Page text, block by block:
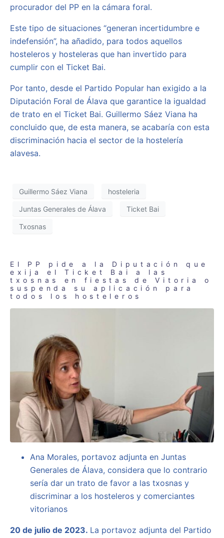
procurador del PP en la cámara foral.
Este tipo de situaciones “generan incertidumbre e
indefensión”, ha añadido, para todos aquellos
hosteleros y hosteleras que han invertido para
cumplir con el Ticket Bai.
Por tanto, desde el Partido Popular han exigido a la
Diputación Foral de Álava que garantice la igualdad
de trato en el Ticket Bai. Guillermo Sáez Viana ha
concluido que, de esta manera, se acabaría con esta
discriminación hacia el sector de la hostelería
alavesa.
Guillermo Sáez Viana hosteleria
Juntas Generales de Álava Ticket Bai
Txosnas
El PP pide a la Diputación que
exija el Ticket Bai a las
txosnas en fiestas de Vitoria o
suspenda su aplicación para
todos los hosteleros
Ana Morales, portavoz adjunta en Juntas
Generales de Álava, considera que lo contrario
sería dar un trato de favor a las txosnas y
discriminar a los hosteleros y comerciantes
vitorianos
20 de julio de 2023. La portavoz adjunta del Partido